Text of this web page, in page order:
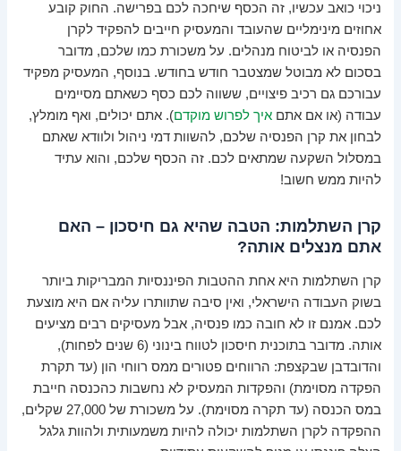
ניכוי כואב עכשיו, זה הכסף שיחכה לכם בפרישה. החוק קובע
אחוזים מינימליים שהעובד והמעסיק חייבים להפקיד לקרן
הפנסיה או לביטוח מנהלים. על משכורת כמו שלכם, מדובר
בסכום לא מבוטל שמצטבר חודש בחודש. בנוסף, המעסיק מפקיד
עבורכם גם רכיב פיצויים, ששווה לכם כסף כשאתם מסיימים
עבודה (או אם אתםאיך לפרוש מוקדם). אתם יכולים, ואף מומלץ,
לבחון את קרן הפנסיה שלכם, להשוות דמי ניהול ולוודא שאתם
במסלול השקעה שמתאים לכם. זה הכסף שלכם, והוא עתיד
להיות ממש חשוב!
קרן השתלמות: הטבה שהיא גם חיסכון – האם
אתם מנצלים אותה?
קרן השתלמות היא אחת ההטבות הפיננסיות המבריקות ביותר
בשוק העבודה הישראלי, ואין סיבה שתוותרו עליה אם היא מוצעת
לכם. אמנם זו לא חובה כמו פנסיה, אבל מעסיקים רבים מציעים
אותה. מדובר בתוכנית חיסכון לטווח בינוני (6 שנים לפחות),
והדובדבן שבקצפת: הרווחים פטורים ממס רווחי הון (עד תקרת
הפקדה מסוימת) והפקדות המעסיק לא נחשבות כהכנסה חייבת
במס הכנסה (עד תקרה מסוימת). על משכורת של 27,000 שקלים,
ההפקדה לקרן השתלמות יכולה להיות משמעותית ולהוות גלגל